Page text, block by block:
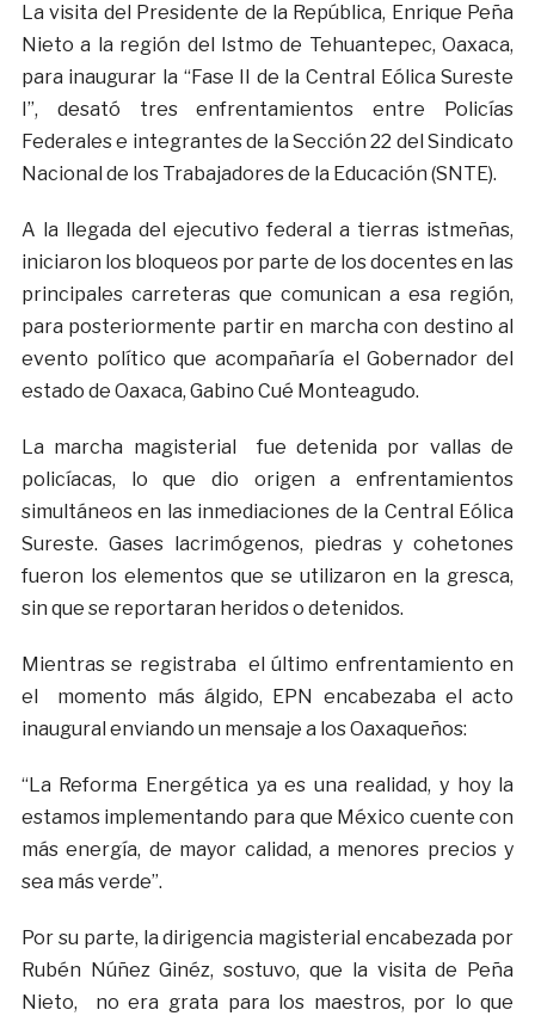
La visita del Presidente de la República, Enrique Peña
Nieto a la región del Istmo de Tehuantepec, Oaxaca,
para inaugurar la “Fase II de la Central Eólica Sureste
I”, desató tres enfrentamientos entre Policías
Federales e integrantes de la Sección 22 del Sindicato
Nacional de los Trabajadores de la Educación (SNTE).
A la llegada del ejecutivo federal a tierras istmeñas,
iniciaron los bloqueos por parte de los docentes en las
principales carreteras que comunican a esa región,
para posteriormente partir en marcha con destino al
evento político que acompañaría el Gobernador del
estado de Oaxaca, Gabino Cué Monteagudo.
La marcha magisterial fue detenida por vallas de
policíacas, lo que dio origen a enfrentamientos
simultáneos en las inmediaciones de la Central Eólica
Sureste. Gases lacrimógenos, piedras y cohetones
fueron los elementos que se utilizaron en la gresca,
sin que se reportaran heridos o detenidos.
Mientras se registraba el último enfrentamiento en
el momento más álgido, EPN encabezaba el acto
inaugural enviando un mensaje a los Oaxaqueños:
“La Reforma Energética ya es una realidad, y hoy la
estamos implementando para que México cuente con
más energía, de mayor calidad, a menores precios y
sea más verde”.
Por su parte, la dirigencia magisterial encabezada por
Rubén Núñez Ginéz, sostuvo, que la visita de Peña
Nieto, no era grata para los maestros, por lo que